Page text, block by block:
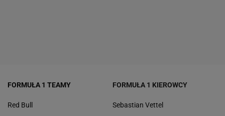
FORMUŁA 1 TEAMY
Red Bull
FORMUŁA 1 KIEROWCY
Sebastian Vettel